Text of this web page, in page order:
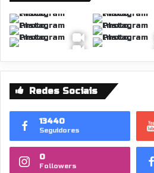
Redes Sociais
13440
Seguidores
0
Followers